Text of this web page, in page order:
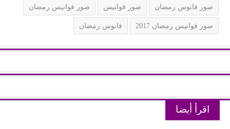
صور فانوس رمضان صور فوانيس صور فوانيس رمضان
صور فوانيس رمضان 2017 فانوس رمضان
اقرأ أيضا